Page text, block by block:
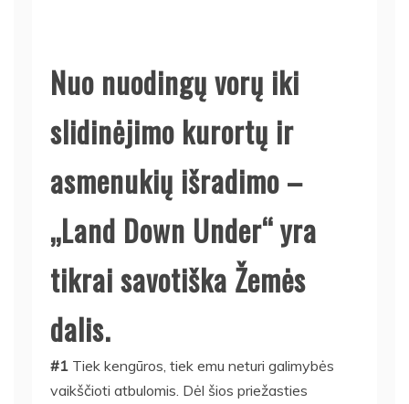
Nuo nuodingų vorų iki
slidinėjimo kurortų ir
asmenukių išradimo –
„Land Down Under“ yra
tikrai savotiška Žemės
dalis.
#1 Tiek kengūros, tiek emu neturi galimybės
vaikščioti atbulomis. Dėl šios priežasties